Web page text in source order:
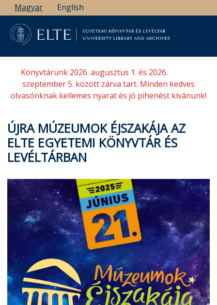
Ugrás
a
tartalomra
Magyar English
Könyvtárunk 2026. augusztus 1. és 2026.
szeptember 5. között zárva tart. Minden kedves
olvasónknak kellemes nyarat és jó pihenést kívánunk!
ÚJRA MÚZEUMOK ÉJSZAKÁJA AZ
ELTE EGYETEMI KÖNYVTÁR ÉS
LEVÉLTÁRBAN